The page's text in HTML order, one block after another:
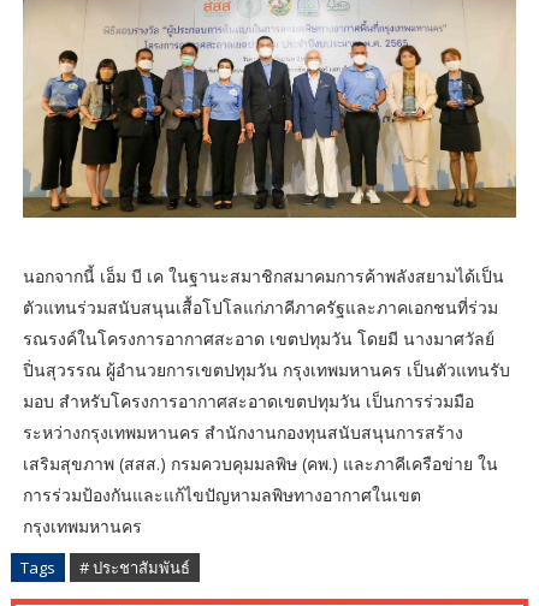
นอกจากนี้ เอ็ม บี เค ในฐานะสมาชิกสมาคมการค้าพลังสยามได้เป็น
ตัวแทนร่วมสนับสนุนเสื้อโปโลแก่ภาคีภาครัฐและภาคเอกชนที่ร่วม
รณรงค์ในโครงการอากาศสะอาด เขตปทุมวัน โดยมี นางมาศวัลย์
ปิ่นสุวรรณ ผู้อำนวยการเขตปทุมวัน กรุงเทพมหานคร เป็นตัวแทนรับ
มอบ สำหรับโครงการอากาศสะอาดเขตปทุมวัน เป็นการร่วมมือ
ระหว่างกรุงเทพมหานคร สำนักงานกองทุนสนับสนุนการสร้าง
เสริมสุขภาพ (สสส.) กรมควบคุมมลพิษ (คพ.) และภาคีเครือข่าย ใน
การร่วมป้องกันและแก้ไขปัญหามลพิษทางอากาศในเขต
กรุงเทพมหานคร
Tags # ประชาสัมพันธ์